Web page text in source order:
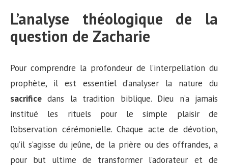
L’analyse théologique de la
question de Zacharie
Pour comprendre la profondeur de l’interpellation du
prophète, il est essentiel d’analyser la nature du
sacrifice dans la tradition biblique. Dieu n’a jamais
institué les rituels pour le simple plaisir de
l’observation cérémonielle. Chaque acte de dévotion,
qu’il s’agisse du jeûne, de la prière ou des offrandes, a
pour but ultime de transformer l’adorateur et de